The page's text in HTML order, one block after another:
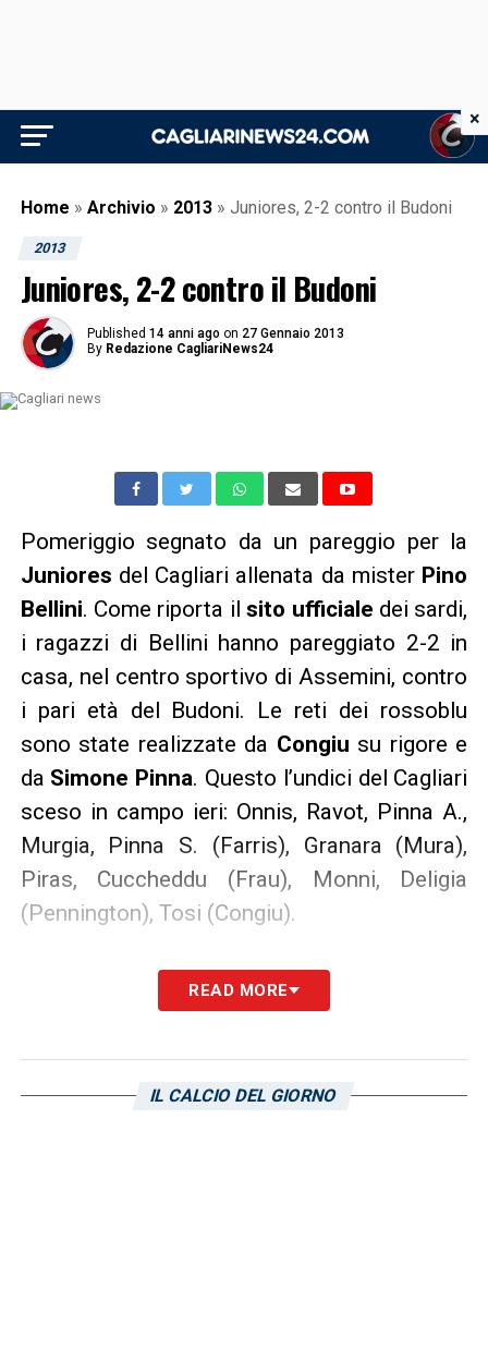
Home » Archivio » 2013 » Juniores, 2-2 contro il Budoni
2013
Juniores, 2-2 contro il Budoni
Published 14 anni ago on 27 Gennaio 2013
By Redazione CagliariNews24
Pomeriggio segnato da un pareggio per la
Juniores del Cagliari allenata da mister Pino
Bellini. Come riporta ilsito ufficiale dei sardi,
i ragazzi di Bellini hanno pareggiato 2-2 in
casa, nel centro sportivo di Assemini, contro
i pari età del Budoni. Le reti dei rossoblu
sono state realizzate da Congiu su rigore e
da Simone Pinna. Questo l’undici del Cagliari
sceso in campo ieri: Onnis, Ravot, Pinna A.,
Murgia, Pinna S. (Farris), Granara (Mura),
Piras, Cuccheddu (Frau), Monni, Deligia
(Pennington), Tosi (Congiu).
LA PLAYLIST DELLE NOSTRE TOP NEWS
READ MORE
IL CALCIO DEL GIORNO
×